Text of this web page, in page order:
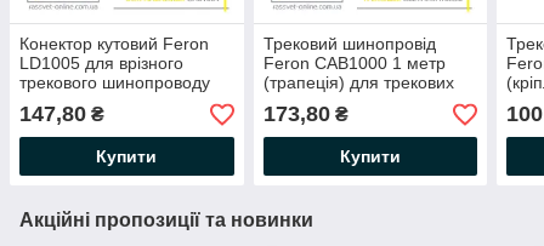
Конектор кутовий Feron
LD1005 для врізного
трекового шинопроводу
CAB1004 (з'єднувач)
чорний
147,80 ₴
Купити
Трековий шинопровід
Feron CAB1000 1 метр
(трапеція) для трекових
світильників білий
173,80₴
Купити
Акційні пропозиції та новинки